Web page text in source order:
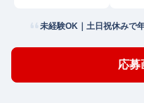
未経験OK｜土日祝休みで
応募